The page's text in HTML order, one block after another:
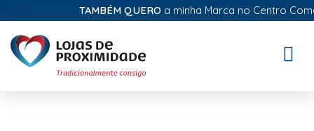
TAMBÉM QUEROa minha Marca no Centro